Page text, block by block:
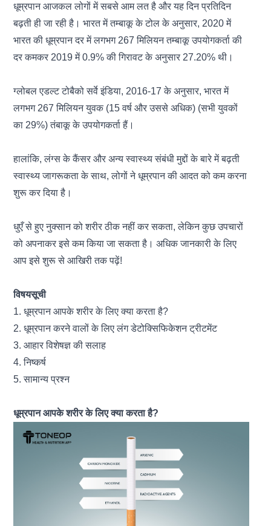
धूम्रपान आजकल लोगों में सबसे आम लत है और यह दिन प्रतिदिन
बढ़ती ही जा रही है। भारत में तम्बाकू के टोल के अनुसार, 2020 में
भारत की धूम्रपान दर में लगभग 267 मिलियन तम्बाकू उपयोगकर्ता की
दर कमकर 2019 में 0.9% की गिरावट के अनुसार 27.20% थी।
ग्लोबल एडल्ट टोबैको सर्वे इंडिया, 2016-17 के अनुसार, भारत में
लगभग 267 मिलियन युवक (15 वर्ष और उससे अधिक) (सभी युवकों
का 29%) तंबाकू के उपयोगकर्ता हैं।
हालांकि,लंग्सके कैंसर और अन्य स्वास्थ्य संबंधी मुद्दों के बारे में बढ़ती
स्वास्थ्य जागरूकता के साथ, लोगों ने धूम्रपान की आदत को कम करना
शुरू कर दिया है।
धुएँ से हुए नुक्सान को शरीर ठीक नहीं कर सकता, लेकिन कुछ उपचारों
को अपनाकर इसे कम किया जा सकता है। अधिक जानकारी के लिए
आप इसे शुरू से आखिरी तक पढ़ें!
विषयसूची
1. धूम्रपान आपके शरीर के लिए क्या करता है?
2. धूम्रपान करने वालों के लिए लंग डेटोक्सिफिकेशन ट्रीटमेंट
3. आहार विशेषज्ञ की सलाह
4. निष्कर्ष
5. सामान्य प्रश्न
धूम्रपान आपके शरीर के लिए क्या करता है?